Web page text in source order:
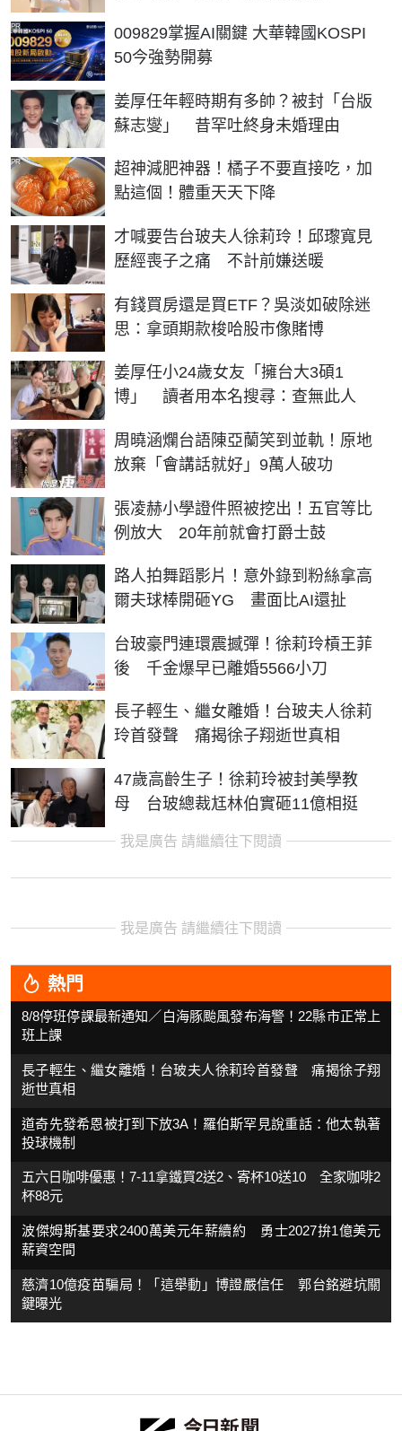
009829掌握AI關鍵 大華韓國KOSPI
50今強勢開募
PR
姜厚任年輕時期有多帥？被封「台版
蘇志燮」 昔罕吐終身未婚理由
超神減肥神器！橘子不要直接吃，加
點這個！體重天天下降
PR
才喊要告台玻夫人徐莉玲！邱瓈寬見
歷經喪子之痛 不計前嫌送暖
有錢買房還是買ETF？吳淡如破除迷
思：拿頭期款梭哈股市像賭博
姜厚任小24歲女友「擁台大3碩1
博」 讀者用本名搜尋：查無此人
周曉涵爛台語陳亞蘭笑到並軌！原地
放棄「會講話就好」9萬人破功
張凌赫小學證件照被挖出！五官等比
例放大 20年前就會打爵士鼓
路人拍舞蹈影片！意外錄到粉絲拿高
爾夫球棒開砸YG 畫面比AI還扯
台玻豪門連環震撼彈！徐莉玲槓王菲
後 千金爆早已離婚5566小刀
長子輕生、繼女離婚！台玻夫人徐莉
玲首發聲 痛揭徐子翔逝世真相
47歲高齡生子！徐莉玲被封美學教
母 台玻總裁尪林伯實砸11億相挺
我是廣告 請繼續往下閱讀
我是廣告 請繼續往下閱讀
熱門
8/8停班停課最新通知／白海豚颱風發布海警！22縣市正常上
班上課
長子輕生、繼女離婚！台玻夫人徐莉玲首發聲 痛揭徐子翔
逝世真相
道奇先發希恩被打到下放3A！羅伯斯罕見說重話：他太執著
投球機制
五六日咖啡優惠！7-11拿鐵買2送2、寄杯10送10 全家咖啡2
杯88元
波傑姆斯基要求2400萬美元年薪續約 勇士2027拚1億美元
薪資空間
慈濟10億疫苗騙局！「這舉動」博證嚴信任 郭台銘避坑關
鍵曝光